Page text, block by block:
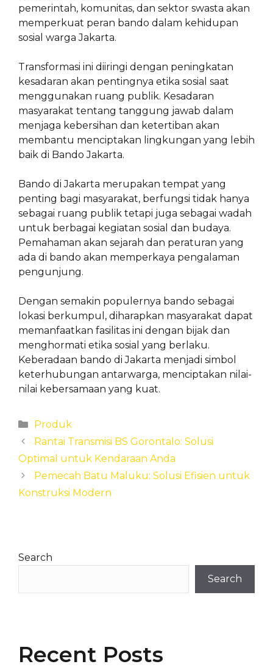
pemerintah, komunitas, dan sektor swasta akan
memperkuat peran bando dalam kehidupan
sosial warga Jakarta.
Transformasi ini diiringi dengan peningkatan
kesadaran akan pentingnya etika sosial saat
menggunakan ruang publik. Kesadaran
masyarakat tentang tanggung jawab dalam
menjaga kebersihan dan ketertiban akan
membantu menciptakan lingkungan yang lebih
baik di Bando Jakarta.
Bando di Jakarta merupakan tempat yang
penting bagi masyarakat, berfungsi tidak hanya
sebagai ruang publik tetapi juga sebagai wadah
untuk berbagai kegiatan sosial dan budaya.
Pemahaman akan sejarah dan peraturan yang
ada di bando akan memperkaya pengalaman
pengunjung.
Dengan semakin populernya bando sebagai
lokasi berkumpul, diharapkan masyarakat dapat
memanfaatkan fasilitas ini dengan bijak dan
menghormati etika sosial yang berlaku.
Keberadaan bando di Jakarta menjadi simbol
keterhubungan antarwarga, menciptakan nilai-
nilai kebersamaan yang kuat.
Categories
Produk
Rantai Transmisi BS Gorontalo: Solusi
Optimal untuk Kendaraan Anda
Pemecah Batu Maluku: Solusi Efisien untuk
Konstruksi Modern
Search
Search
Recent Posts